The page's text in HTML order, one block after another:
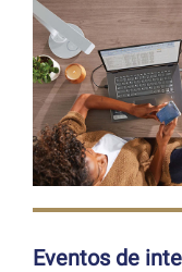
Eventos de